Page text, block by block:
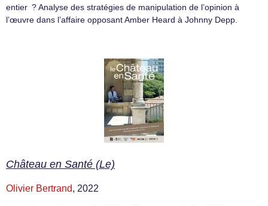
entier ? Analyse des stratégies de manipulation de l’opinion à
l’œuvre dans l’affaire opposant Amber Heard à Johnny Depp.
Château en Santé (Le)
Olivier Bertrand, 2022